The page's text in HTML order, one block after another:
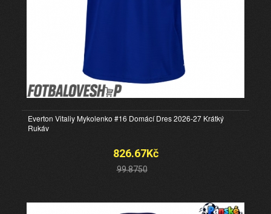
Everton Vitaliy Mykolenko #16 Domácí Dres 2026-27 Krátký
Rukáv
826.67Kč
99.8750